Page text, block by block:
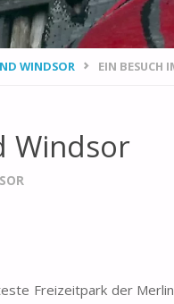
WINDSOR EIN BESUCH
Windsor
Freizeitpark der